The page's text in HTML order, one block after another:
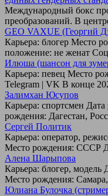
Международный бокс
преобразований. В
GEO VAXUE (Георгий
Карьера: блогер Место
положение: не женат
Илюша (шансон для
Карьера: певец Место
Telegram | VK В конце
Залимхан Юсупов
Карьера: спортсмен
рождения: Дагестан,
Сергей Политик
Карьера: оператор,
Место рождения: СССР
Алена Шарыпова
Карьера: блогер, модель
Место рождения:
Юлиана Булочка